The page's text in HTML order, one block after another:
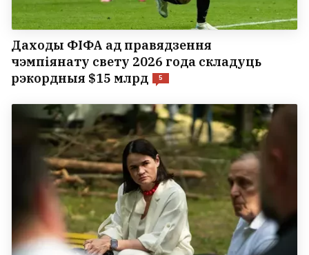
Даходы ФІФА ад правядзення
чэмпіянату свету 2026 года складуць
рэкордныя $15 млрд
5